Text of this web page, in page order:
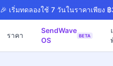
🎉 เริ่มทดลองใช้ 7 วันในราคาเพียง
ราคา
SendWave
OS
BETA